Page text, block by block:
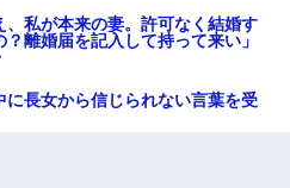
私が本来の妻。許可なく結婚す
離婚届を記入して持って来い」
長女から信じられない言葉を受